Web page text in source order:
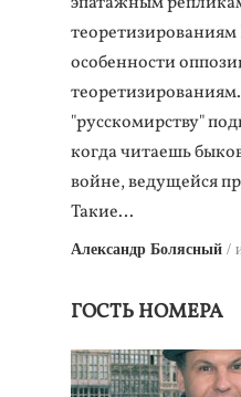
теоретизированиям
особенности
"русскомирству"
когда читаешь
войне, ведущейся
Такие…
Александр Болясный
ГОСТЬ НОМЕРА